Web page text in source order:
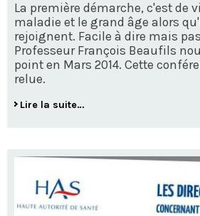
La première démarche, c'est de
maladie et le grand âge alors
rejoignent. Facile à dire mais
Professeur François Beaufils
point en Mars 2014. Cette
relue.
Lire la suite…